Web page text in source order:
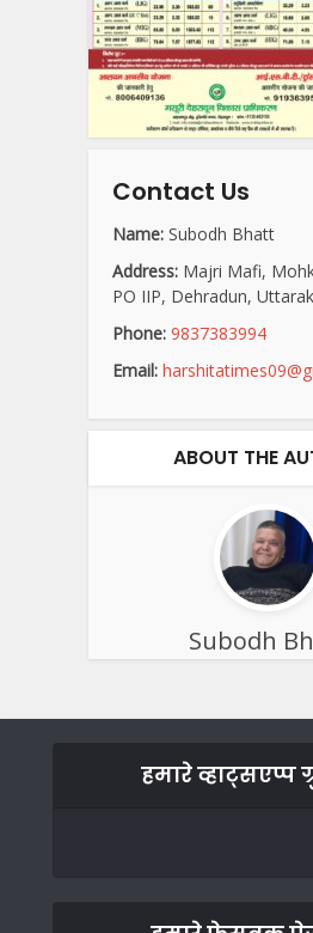
Contact Us
Name: Subodh Bhatt
Address: Majri Mafi,
PO IIP, Dehradun,
Phone: 9837383994
Email:
ABOUT THE
Subodh
हमारे व्हाट्सएप्प